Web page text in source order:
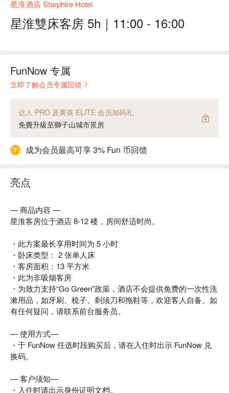
星淮酒店 Starphire Hotel
星淮雙床客房 5h｜11:00 - 16:00
FunNow 专属
立即了解会员专属回馈
达人 PRO 及菁英 ELITE 会员加码礼
免費升級至獅子山城市景房
成为会员最高可享 3% Fun 币回馈
亮点
— 商品内容 —
星淮客房位于酒店 8-12 楼，房间舒适时尚。
・此方案最长享用时间为 5 小时
・卧床类型： 2 张单人床
・客房面积：13 平方米
・此为非吸烟客房
・为致力支持“Go Green”政策，酒店不会提供免费的一次性洗
漱用品，如牙刷、梳子、剃须刀和拖鞋等，欢迎客人自备。如
有任何疑问，请联系前台服务员。
— 使用方式—
・于 FunNow 任选时段购买后，请在入住时出示 FunNow 兑
换码。
— 客户须知—
・入住时请出示身份证明文档。